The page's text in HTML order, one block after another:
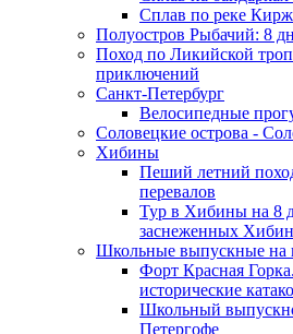
Сплав по реке
Полуостров Рыбачий: 8
Поход по Ликийской
приключений
Санкт-Петербург
Велосипедные
Соловецкие острова -
Хибины
Пеший летний
перевалов
Тур в Хибины на 8
заснеженных
Школьные выпускные на
Форт Красная
исторические
Школьный
Петергофе